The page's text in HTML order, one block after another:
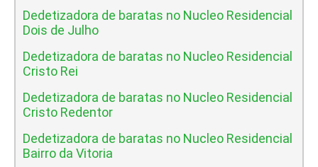
Dedetizadora de baratas no Nucleo Residencial
Dois de Julho
Dedetizadora de baratas no Nucleo Residencial
Cristo Rei
Dedetizadora de baratas no Nucleo Residencial
Cristo Redentor
Dedetizadora de baratas no Nucleo Residencial
Bairro da Vitoria